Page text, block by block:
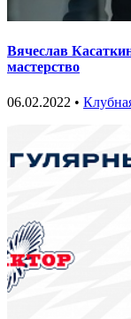
Вячеслав
мастерство
06.02.2022 •